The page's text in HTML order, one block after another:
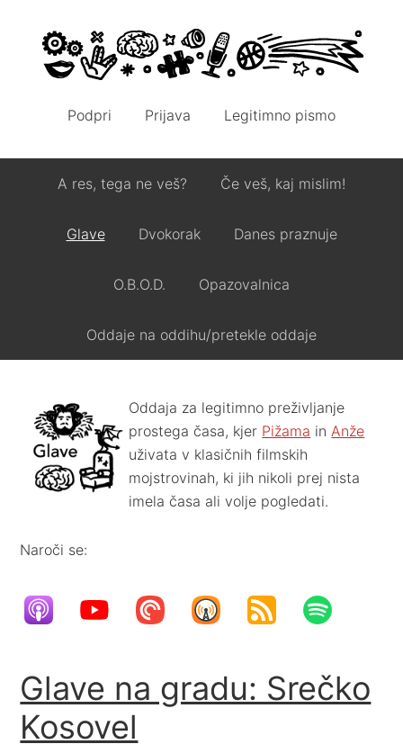
Podpri Prijava Legitimno pismo
A res, tega ne veš? Če veš, kaj mislim!
Glave Dvokorak Danes praznuje
O.B.O.D. Opazovalnica
Oddaje na oddihu/pretekle oddaje
Oddaja za legitimno preživljanje
prostega časa, kjer Pižama inAnže
uživata v klasičnih filmskih
mojstrovinah, ki jih nikoli prej nista
imela časa ali volje pogledati.
Naroči se:
Glave na gradu: Srečko
Kosovel